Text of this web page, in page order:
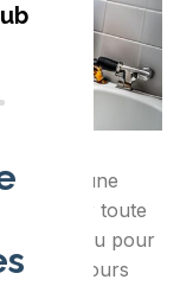
trouver une
et réparer toute
urgence ou pour
est toujours